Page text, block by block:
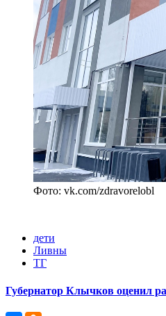
Фото: vk.com/zdravorelobl
дети
Ливны
ТГ
Губернатор Клычков оценил